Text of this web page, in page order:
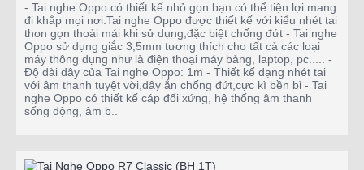
- Tai nghe Oppo có thiết kế nhỏ gọn bạn có thể tiện lợi mang
đi khắp mọi nơi.Tai nghe Oppo được thiết kế với kiểu nhét tai
thon gọn thoải mái khi sử dụng,đặc biệt chống đứt - Tai nghe
Oppo sử dụng giắc 3,5mm tương thích cho tất cả các loại
máy thông dụng như là điện thoại máy bảng, laptop, pc..... -
Độ dài dây của Tai nghe Oppo: 1m - Thiết kế dạng nhét tai
với âm thanh tuyệt vời,dây ắn chống đứt,cực kì bền bỉ - Tai
nghe Oppo có thiết kế cáp đối xứng, hệ thống âm thanh
sống động, âm b..